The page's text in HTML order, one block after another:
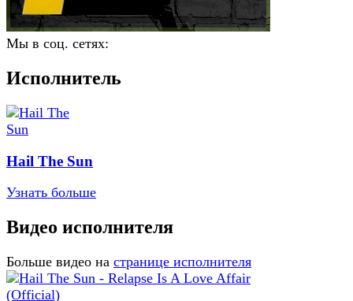
Мы в соц. сетях:
Исполнитель
Hail The Sun
Узнать больше
Видео исполнителя
Больше видео на странице исполнителя